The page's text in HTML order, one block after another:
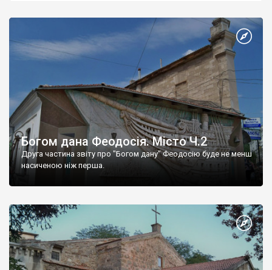
Богом дана Феодосія. Місто Ч.2
Друга частина звіту про "Богом дану" Феодосію буде не менш
насиченою ніж перша.